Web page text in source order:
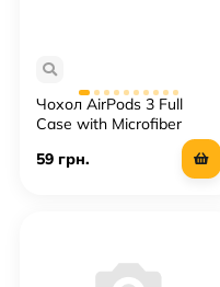
Чохол AirPods 3 Full
Case with Microfiber
59 грн.